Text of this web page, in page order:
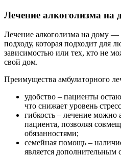
Лечение алкоголизма на
Лечение алкоголизма на дому —
подходу, которая подходит для
зависимостью или тех, кто не
свой дом.
Преимущества амбулаторного
удобство – пациенты
что снижает уровень
гибкость – лечение можно
пациента, позволяя
обязанностями;
семейная помощь –
является дополнительным